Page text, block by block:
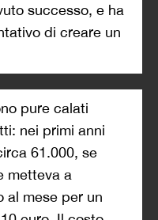
successo, e ha
di creare un
pure calati
nei primi anni
61.000, se
metteva a
al mese per un